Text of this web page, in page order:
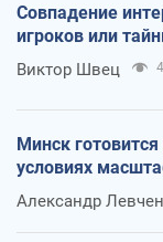
Совпадение
игроков или
Виктор Швец
Минск
условиях
Александр